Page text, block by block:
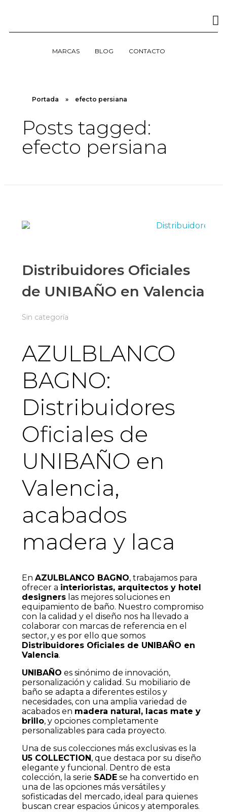
MARCAS BLOG CONTACTO
Portada » efecto persiana
Posts tagged:
efecto persiana
Distribuidores Oficiales
de UNIBAÑO en Valencia
Sin categoría
AZULBLANCO
BAGNO:
Distribuidores
Oficiales de
UNIBAÑO en
Valencia,
acabados
madera y laca
En AZULBLANCO BAGNO, trabajamos para
ofrecer a interioristas, arquitectos y hotel
designers las mejores soluciones en
equipamiento de baño. Nuestro compromiso
con la calidad y el diseño nos ha llevado a
colaborar con marcas de referencia en el
sector, y es por ello que somos
Distribuidores Oficiales de UNIBAÑO en
Valencia.
UNIBAÑO es sinónimo de innovación,
personalización y calidad. Su mobiliario de
baño se adapta a diferentes estilos y
necesidades, con una amplia variedad de
acabados en madera natural, lacas mate y
brillo, y opciones completamente
personalizables para cada proyecto.
Una de sus colecciones más exclusivas es la
U5 COLLECTION , que destaca por su diseño
elegante y funcional. Dentro de esta
colección, la serie SADE se ha convertido en
una de las opciones más versátiles y
sofisticadas del mercado, ideal para quienes
buscan crear espacios únicos y atemporales.